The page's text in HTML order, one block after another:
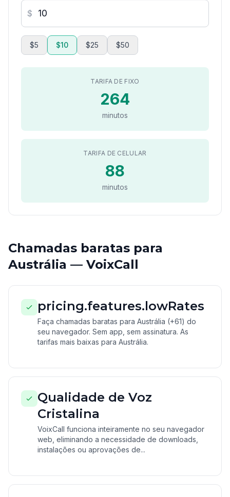
$
$5 $10 $25 $50
TARIFA DE FIXO
264
minutos
TARIFA DE CELULAR
88
minutos
Chamadas baratas para
Austrália — VoixCall
pricing.features.lowRates
Faça chamadas baratas para Austrália (+61) do
seu navegador. Sem app, sem assinatura. As
tarifas mais baixas para Austrália.
Qualidade de Voz
Cristalina
VoixCall funciona inteiramente no seu navegador
web, eliminando a necessidade de downloads,
instalações ou aprovações de...